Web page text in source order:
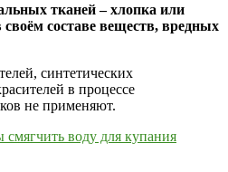
тканей – хлопка или
составе веществ, вредных
синтетических
в процессе
не применяют.
воду для купания